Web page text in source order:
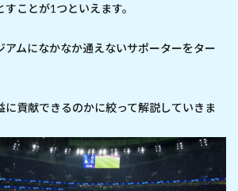
ことが1つといえます。
アムになかなか通えないサポーターをター
に貢献できるのかに絞って解説していきま